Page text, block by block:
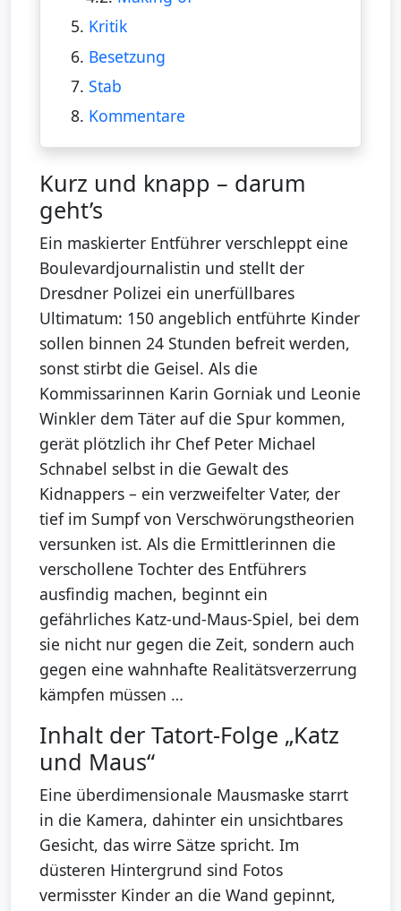
5. Kritik
6. Besetzung
7. Stab
8. Kommentare
Kurz und knapp – darum
geht’s
Ein maskierter Entführer verschleppt eine
Boulevardjournalistin und stellt der
Dresdner Polizei ein unerfüllbares
Ultimatum: 150 angeblich entführte Kinder
sollen binnen 24 Stunden befreit werden,
sonst stirbt die Geisel. Als die
Kommissarinnen Karin Gorniak und Leonie
Winkler dem Täter auf die Spur kommen,
gerät plötzlich ihr Chef Peter Michael
Schnabel selbst in die Gewalt des
Kidnappers – ein verzweifelter Vater, der
tief im Sumpf von Verschwörungstheorien
versunken ist. Als die Ermittlerinnen die
verschollene Tochter des Entführers
ausfindig machen, beginnt ein
gefährliches Katz-und-Maus-Spiel, bei dem
sie nicht nur gegen die Zeit, sondern auch
gegen eine wahnhafte Realitätsverzerrung
kämpfen müssen …
Inhalt der Tatort-Folge „Katz
und Maus“
Eine überdimensionale Mausmaske starrt
in die Kamera, dahinter ein unsichtbares
Gesicht, das wirre Sätze spricht. Im
düsteren Hintergrund sind Fotos
vermisster Kinder an die Wand gepinnt,